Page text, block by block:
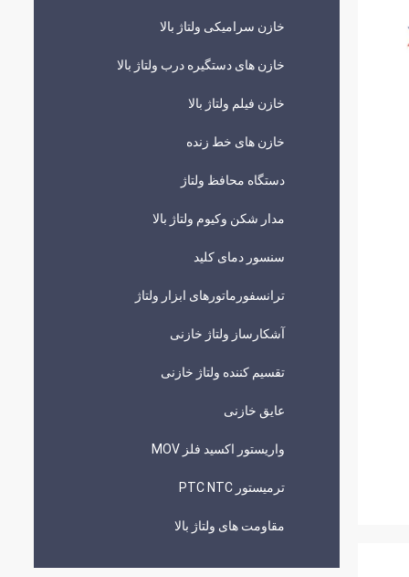
خازن سرامیکی ولتاژ بالا
خازن های دستگیره درب ولتاژ بالا
خازن فیلم ولتاژ بالا
خازن های خط زنده
دستگاه محافظ ولتاژ
مدار شکن وکیوم ولتاژ بالا
سنسور دمای کلید
ترانسفورماتورهای ابزار ولتاژ
آشکارساز ولتاژ خازنی
تقسیم کننده ولتاژ خازنی
عایق خازنی
واریستور اکسید فلز MOV
ترمیستور PTC NTC
مقاومت های ولتاژ بالا